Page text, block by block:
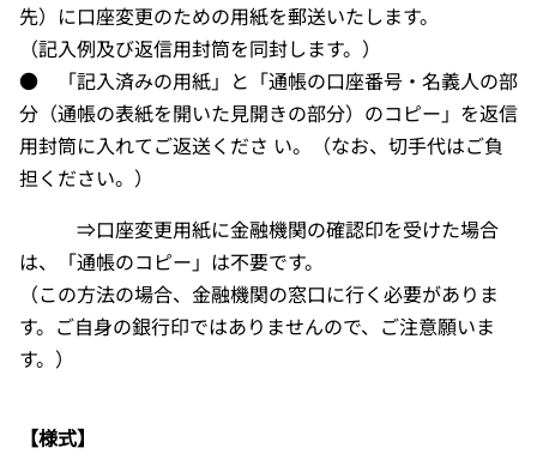
先）に口座変更のための用紙を郵送いたします。
（記入例及び返信用封筒を同封します。）
● 「記入済みの用紙」と「通帳の口座番号・名義人の部
分（通帳の表紙を開いた見開きの部分）のコピー」を返信
用封筒に入れてご返送くださ い。（なお、切手代はご負
担ください。）
⇒口座変更用紙に金融機関の確認印を受けた場合
は、「通帳のコピー」は不要です。
（この方法の場合、金融機関の窓口に行く必要がありま
す。ご自身の銀行印ではありませんので、ご注意願いま
す。）
【様式】